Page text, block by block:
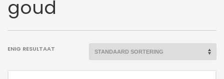
goud
ENIG RESULTAAT